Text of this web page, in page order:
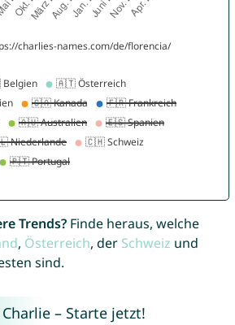
Trends?Finde heraus, welche
, Österreich, der Schweiz und
sind.
– Starte jetzt!